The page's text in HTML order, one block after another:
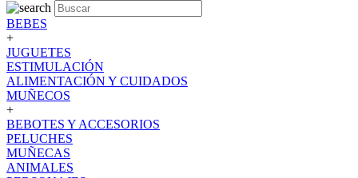
BEBES
+
JUGUETES
ESTIMULACIÓN
ALIMENTACIÓN Y CUIDADOS
MUÑECOS
+
BEBOTES Y ACCESORIOS
PELUCHES
MUÑECAS
ANIMALES